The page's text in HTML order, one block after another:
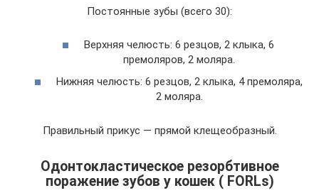
Постоянные зубы (всего 30):
Верхняя челюсть: 6 резцов, 2 клыка, 6
премоляров, 2 моляра.
Нижняя челюсть: 6 резцов, 2 клыка, 4 премоляра,
2 моляра.
Правильный прикус — прямой клещеобразный.
Одонтокластическое резорбтивное
поражение зубов у кошек ( FORLs)